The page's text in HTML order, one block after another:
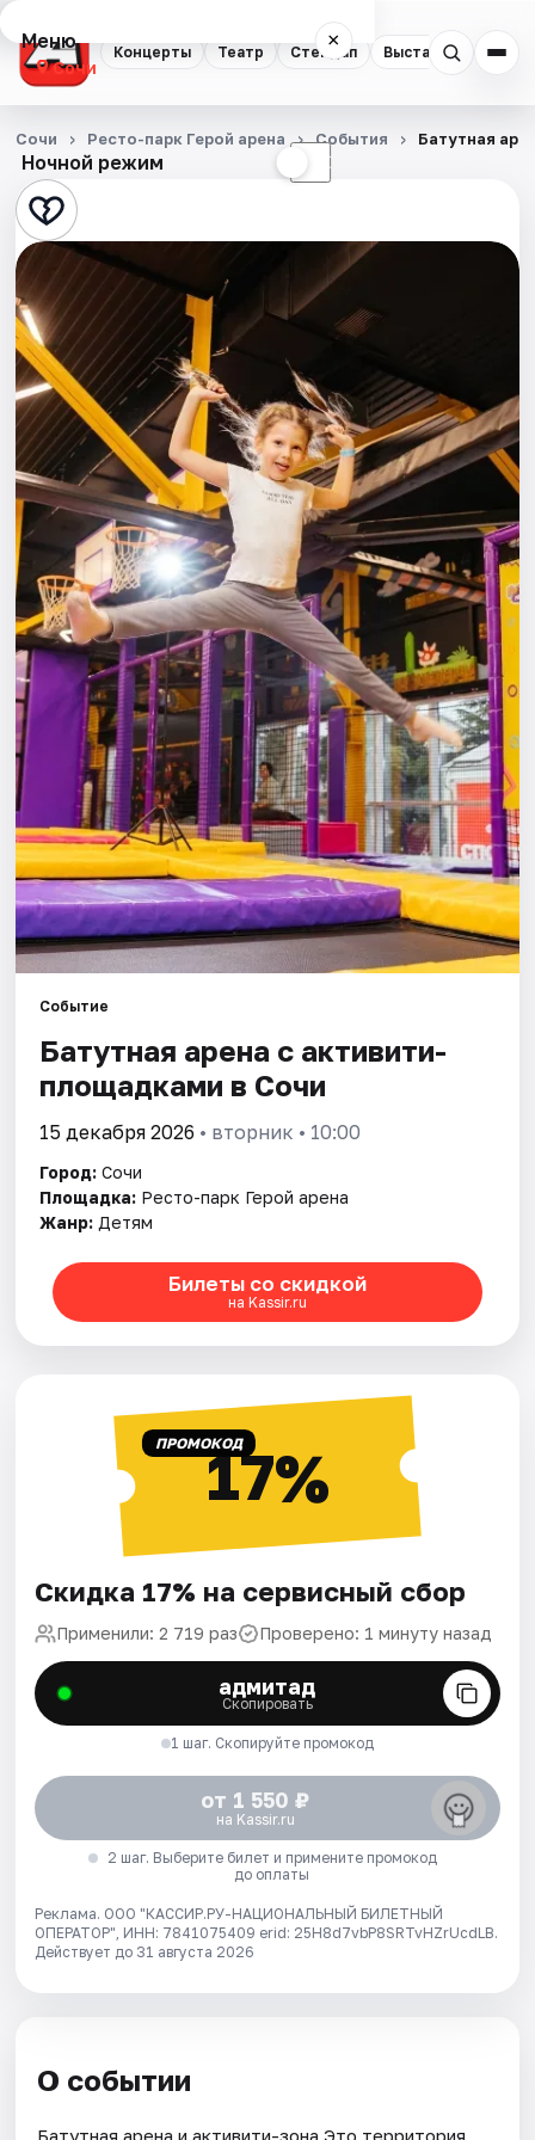
Концерты Театр Стендап Выставки
Меню ×
Сочи
Концерты
Театр
Стендап
Выставки
Квесты
Экскурсии
Спорт
События
Города
Площадки
Артисты
Рейтинги
Ночной режим ☾
Сочи Ресто-парк Герой арена События Батутная
Событие
Батутная арена с активити-
площадками в Сочи
15 декабря 2026 • вторник • 10:00
Город: Сочи
Площадка: Ресто-парк Герой арена
Жанр: Детям
Билеты со скидкой
на Kassir.ru
ПРОМОКОД17%
Скидка 17% на сервисный сбор
Применили: 2 719 раз Проверено: 1 минуту назад
адмитад
Скопировать
1 шаг. Скопируйте промокод
от 1 550 ₽
на Kassir.ru
2 шаг. Выберите билет и примените промокод
до оплаты
Реклама. ООО "КАССИР.РУ-НАЦИОНАЛЬНЫЙ БИЛЕТНЫЙ
ОПЕРАТОР", ИНН: 7841075409 erid: 25H8d7vbP8SRTvHZrUcdLB.
Действует до 31 августа 2026
О событии
Батутная арена и активити-зона Это территория